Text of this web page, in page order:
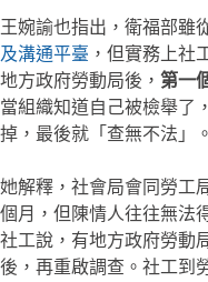
王婉諭也指出，衛福部雖
及溝通平臺 ，但實務上社
地方政府勞動局後， 第一
當組織知道自己被檢舉了
掉，最後就「查無不法」。
她解釋，社會局會同勞工
個月，但陳情人往往無法
社工說，有地方政府勞動
後，再重啟調查。社工到